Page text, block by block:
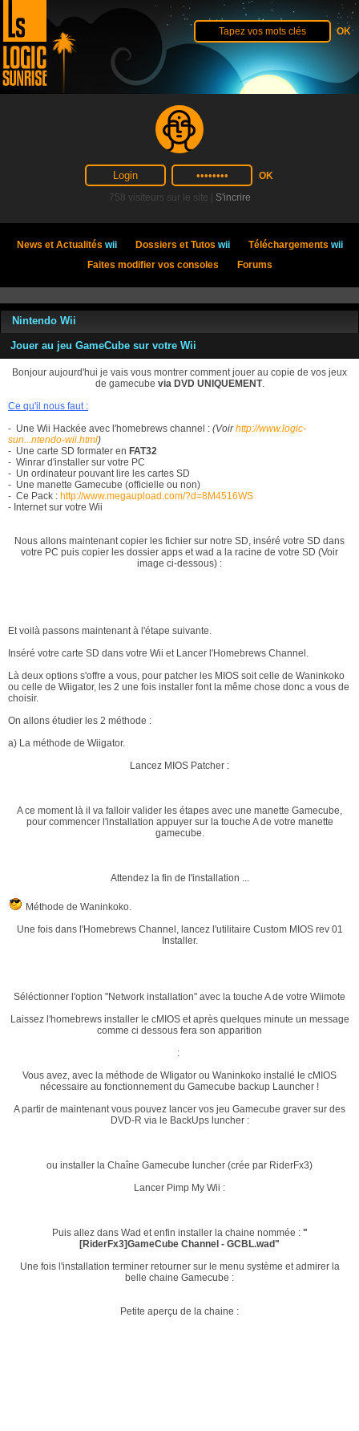
758 visiteurs sur le site | S'incrire
News et Actualités wii Dossiers et Tutos wii Téléchargements wii
Faites modifier vos consoles
Forums
Nintendo Wii
Jouer au jeu GameCube sur votre Wii
Bonjour aujourd'hui je vais vous montrer comment jouer au copie de vos jeux
de gamecube via DVD UNIQUEMENT.
Ce qu'il nous faut :
- Une Wii Hackée avec l'homebrews channel : (Voirhttp://www.logic-
sun...ntendo-wii.html)
- Une carte SD formater en FAT32
- Winrar d'installer sur votre PC
- Un ordinateur pouvant lire les cartes SD
- Une manette Gamecube (officielle ou non)
- Ce Pack : http://www.megaupload.com/?d=8M4516WS
- Internet sur votre Wii
Nous allons maintenant copier les fichier sur notre SD, inséré votre SD dans
votre PC puis copier les dossier apps et wad a la racine de votre SD (Voir
image ci-dessous) :
Et voilà passons maintenant à l'étape suivante.
Inséré votre carte SD dans votre Wii et Lancer l'Homebrews Channel.
Là deux options s'offre a vous, pour patcher les MIOS soit celle de Waninkoko
ou celle de Wiigator, les 2 une fois installer font la même chose donc a vous de
choisir.
On allons étudier les 2 méthode :
a) La méthode de Wiigator.
Lancez MIOS Patcher :
A ce moment là il va falloir valider les étapes avec une manette Gamecube,
pour commencer l'installation appuyer sur la touche A de votre manette
gamecube.
Attendez la fin de l'installation ...
Méthode de Waninkoko.
Une fois dans l'Homebrews Channel, lancez l'utilitaire Custom MIOS rev 01
Installer.
Séléctionner l'option "Network installation" avec la touche A de votre Wiimote
Laissez l'homebrews installer le cMIOS et après quelques minute un message
comme ci dessous fera son apparition
:
Vous avez, avec la méthode de WIigator ou Waninkoko installé le cMIOS
nécessaire au fonctionnement du Gamecube backup Launcher !
A partir de maintenant vous pouvez lancer vos jeu Gamecube graver sur des
DVD-R via le BackUps luncher :
ou installer la Chaîne Gamecube luncher (crée par RiderFx3)
Lancer Pimp My Wii :
Puis allez dans Wad et enfin installer la chaine nommée : "
[RiderFx3]GameCube Channel - GCBL.wad"
Une fois l'installation terminer retourner sur le menu système et admirer la
belle chaine Gamecube :
Petite aperçu de la chaine :